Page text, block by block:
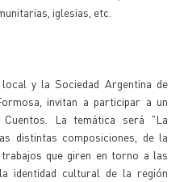
iglesias, etc.
y la Sociedad Argentina de
invitan a participar a un
La temática será "La
distintas composiciones, de la
que giren en torno a las
identidad cultural de la región